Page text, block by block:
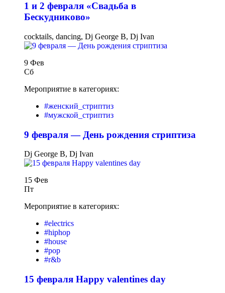
1 и 2 февраля «Свадьба в
Бескудниково»
cocktails, dancing, Dj George B, Dj Ivan
9 Фев
Сб
Мероприятие в категориях:
#женский_стриптиз
#мужской_стриптиз
9 февраля — День рождения стриптиза
Dj George B, Dj Ivan
15 Фев
Пт
Мероприятие в категориях:
#electrics
#hiphop
#house
#pop
#r&b
15 февраля Happy valentines day